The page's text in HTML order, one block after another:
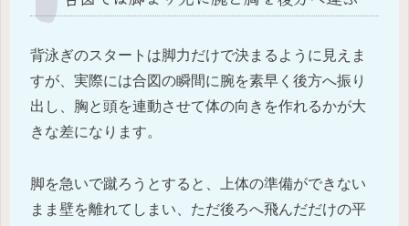
背泳ぎのスタートは脚力だけで決まるように見えま
すが、実際には合図の瞬間に腕を素早く後方へ振り
出し、胸と頭を連動させて体の向きを作れるかが大
きな差になります。
脚を急いで蹴ろうとすると、上体の準備ができない
まま壁を離れてしまい、ただ後ろへ飛んだだけの平